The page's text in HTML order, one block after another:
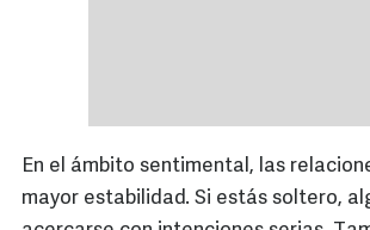
En el ámbito sentimental, las
mayor estabilidad. Si estás soltero,